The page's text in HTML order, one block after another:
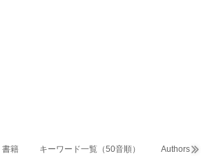
書籍 キーワード一覧（50音順） Authors